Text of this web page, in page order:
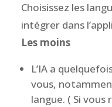
Choisissez les
intégrer dans l’appli
Les moins
L’IA a
vous,
langue. ( Si vous